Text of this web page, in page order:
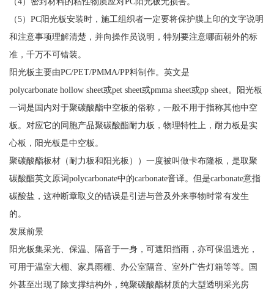
（5）PC阳光板安装时，施工组织者一定要将保护膜上印的文字说明
和注意事项理解清楚，并向操作员说明，特别要注意哪面朝外的标
准，千万不可错装。
阳光板主要由PC/PET/PMMA/PP料制作。英文是
polycarbonate hollow sheet或pet sheet或pmma sheet或pp sheet。阳光板
一词是国内对于聚碳酸酯中空板的俗称，一般不用于指称其他中空
板。对应它的同胞产品聚碳酸酯耐力板，物理特性上，耐力板是实
心板，阳光板是中空板。
聚碳酸酯板材（耐力板和阳光板））一度被叫做卡布隆板，是取聚
碳酸酯英文原词polycarbonate中的carbonate音译。但是carbonate意指
碳酸盐，这种断章取义的错误是引进与普及外来事物时常有发生
的。
发展前景
阳光板集采光、保温、隔音于一身，可遮阳挡雨，亦可保温透光，
可用于温室大棚、家具雨棚、办公室隔音、室外广告灯箱等等。国
外甚至出现了除支撑结构外，纯聚碳酸酯材质的大型透明采光房